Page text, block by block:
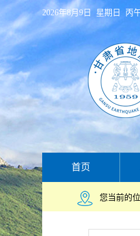
2026年8月9日 星期日 丙
首页
您当前的